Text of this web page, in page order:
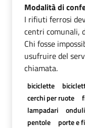
Modalità di
I rifiuti ferrosi
centri comunali,
Chi fosse
usufruire del
chiamata.
biciclette
cerchi per ruote
lampadari
pentole
porte e